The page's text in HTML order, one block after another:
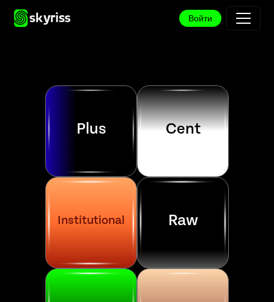
Войти
Plus Cent
Institutional Raw